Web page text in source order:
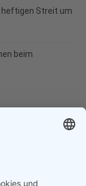
heftigen Streit um
beim